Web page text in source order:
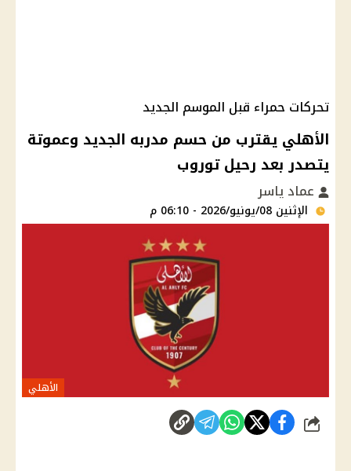
تحركات حمراء قبل الموسم الجديد
الأهلي يقترب من حسم مدربه الجديد وعموتة
يتصدر بعد رحيل توروب
عماد ياسر
الإثنين 08/يونيو/2026 - 06:10 م
الأهلي
شارك